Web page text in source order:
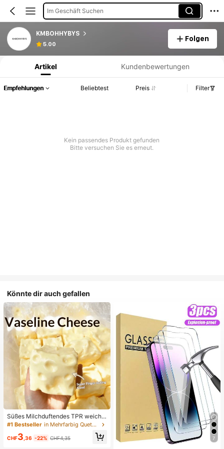
Im Geschäft Suchen
KMBOHHYBYS
5.00
Folgen
Produktinformation: Preisangabe, Verkaufs- und Lagerbestandsdetails.
Artikel Kundenbewertungen
Empfehlungen Beliebtest Preis Filter
Kein passendes Produkt gefunden
Bitte versuchen Sie es erneut.
Könnte dir auch gefallen
Süßes Milchduftendes TPR weiche
s quetschbares Dumpling-förmiges
Stressabbau-Spielzeug, 5cm niedli
ches lustiges Quetsch-Stressabbau
#1 Bestseller in Mehrfarbig Quetschspielzeug für Teenager
CHF3 ,36 -22% CHF4,35 7